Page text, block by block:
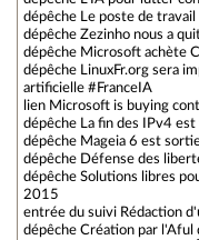
dépêche
Le poste de
dépêche Zezinho nous a
dépêche Microsoft achète
dépêche
LinuxFr.org sera
artificielle #FranceIA
lien Microsoft is buying
dépêche
La fin des IPv4
dépêche Mageia 6 est
dépêche Défense des
dépêche Solutions libres
2015
entrée du suivi Rédaction
dépêche Création par l'Aful